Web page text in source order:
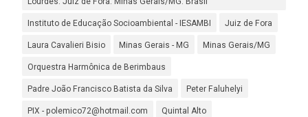
Instituto de Educação Socioambiental - IESAMBI Juiz de Fora
Laura Cavalieri Bisio Minas Gerais - MG Minas Gerais/MG
Orquestra Harmônica de Berimbaus
Padre João Francisco Batista da Silva Peter Faluhelyi
PIX - polemico72@hotmail.com Quintal Alto